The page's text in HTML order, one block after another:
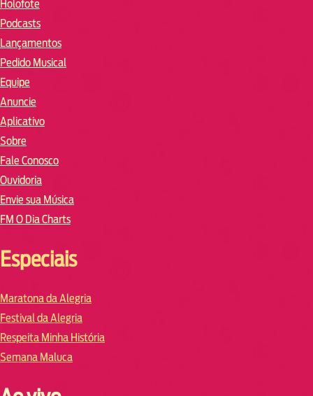
Holofote
Podcasts
Lançamentos
Pedido Musical
Equipe
Anuncie
Aplicativo
Sobre
Fale Conosco
Ouvidoria
Envie sua Música
FM O Dia Charts
Especiais
Maratona da Alegria
Festival da Alegria
Respeita Minha História
Semana Maluca